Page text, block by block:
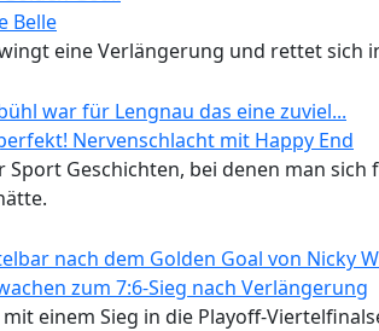
Belle
eine Verlängerung und rettet sich
Nervenschlacht mit Happy End
Sport Geschichten, bei denen man
zum 7:6-Sieg nach Verlängerung
mit einem Sieg in die Playoff-